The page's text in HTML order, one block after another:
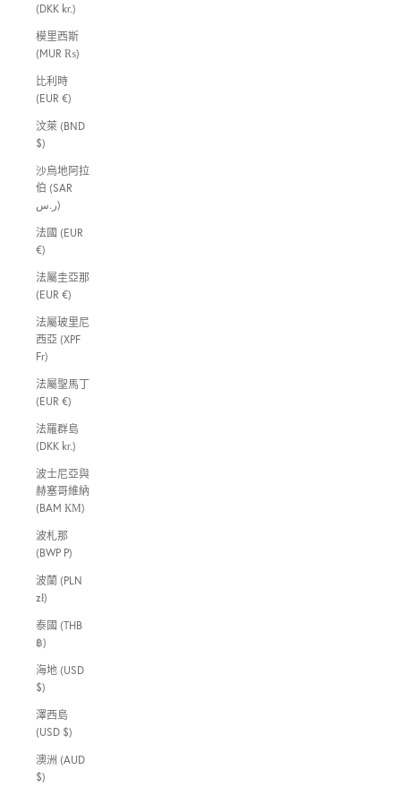
(DKK kr.)
模里西斯
(MUR ₨)
比利時
(EUR €)
汶萊 (BND
$)
沙烏地阿拉
伯 (SAR
ر.س)
法國 (EUR
€)
法屬圭亞那
(EUR €)
法屬玻里尼
西亞 (XPF
Fr)
法屬聖馬丁
(EUR €)
法羅群島
(DKK kr.)
波士尼亞與
赫塞哥維納
(BAM КМ)
波札那
(BWP P)
波蘭 (PLN
zł)
泰國 (THB
฿)
海地 (USD
$)
澤西島
(USD $)
澳洲 (AUD
$)